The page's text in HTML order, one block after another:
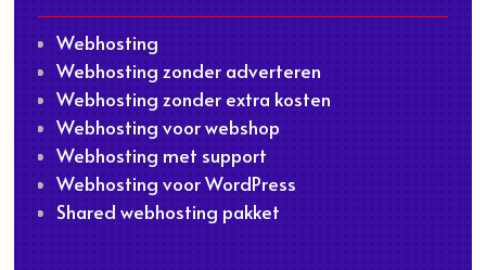
Webhosting
Webhosting zonder adverteren
Webhosting zonder extra kosten
Webhosting voor webshop
Webhosting met support
Webhosting voor WordPress
Shared webhosting pakket